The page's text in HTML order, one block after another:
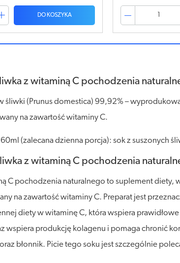
DO KOSZYKA
z witaminą C pochodzenia
śliwki (Prunus domestica) 99,92% –
na zawartość witaminy C.
(zalecana dzienna porcja): sok z suszonych
z witaminą C pochodzenia
C pochodzenia naturalnego to suplement
na zawartość witaminy C. Preparat jest
diety w witaminę C, która wspiera
wspiera produkcję kolagenu i pomaga chronić
błonnik. Picie tego soku jest szczególnie